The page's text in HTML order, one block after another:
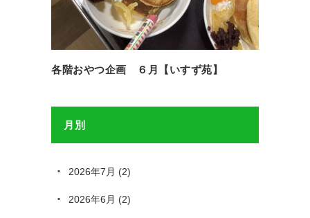
各階おやつ企画 ６月【いすず苑】
月別
2026年7月 (2)
2026年6月 (2)